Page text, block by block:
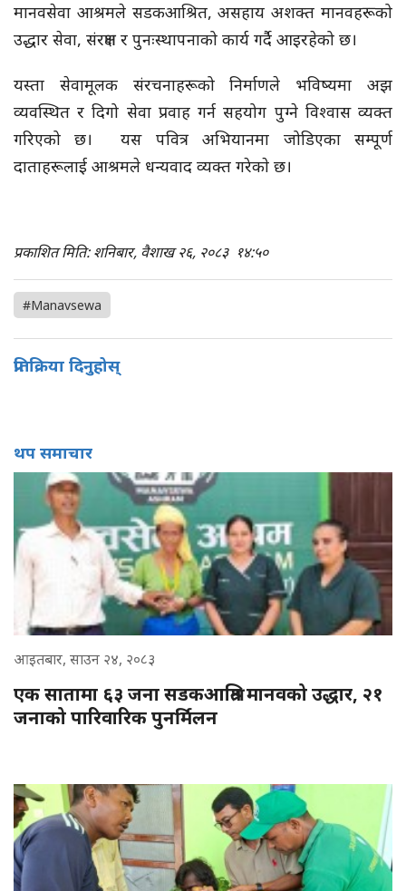
मानवसेवा आश्रमले सडकआश्रित, असहाय अशक्त मानवहरूको
उद्धार सेवा, संरक्षण र पुनःस्थापनाको कार्य गर्दै आइरहेको छ।
यस्ता सेवामूलक संरचनाहरूको निर्माणले भविष्यमा अझ
व्यवस्थित र दिगो सेवा प्रवाह गर्न सहयोग पुग्ने विश्वास व्यक्त
गरिएको छ। यस पवित्र अभियानमा जोडिएका सम्पूर्ण
दाताहरूलाई आश्रमले धन्यवाद व्यक्त गरेकाे छ।
प्रकाशित मिति: शनिबार, वैशाख २६, २०८३ १४:५०
#Manavsewa
प्रतिक्रिया दिनुहोस्
थप समाचार
आइतबार, साउन २४, २०८३
एक सातामा ६३ जना सडकआश्रित मानवको उद्धार, २१
जनाको पारिवारिक पुनर्मिलन